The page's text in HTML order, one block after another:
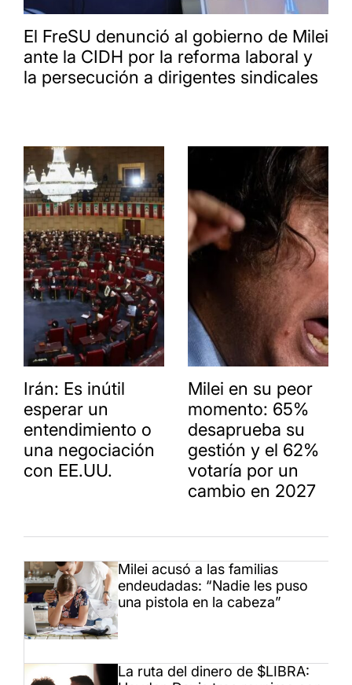
El FreSU denunció al gobierno de Milei
ante la CIDH por la reforma laboral y
la persecución a dirigentes sindicales
Irán: Es inútil
esperar un
entendimiento o
una negociación
con EE.UU.
Milei en su peor
momento: 65%
desaprueba su
gestión y el 62%
votaría por un
cambio en 2027
Milei acusó a las familias
endeudadas: “Nadie les puso
una pistola en la cabeza”
La ruta del dinero de $LIBRA: